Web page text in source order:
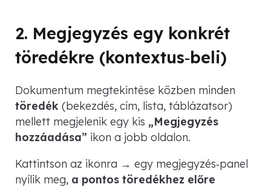
2. Megjegyzés egy konkrét
töredékre (kontextus‑beli)
Dokumentum megtekintése közben minden
töredék (bekezdés, cím, lista, táblázatsor)
mellett megjelenik egy kis „Megjegyzés
hozzáadása” ikon a jobb oldalon.
Kattintson az ikonra → egy megjegyzés‑panel
nyílik meg, a pontos töredékhez előre